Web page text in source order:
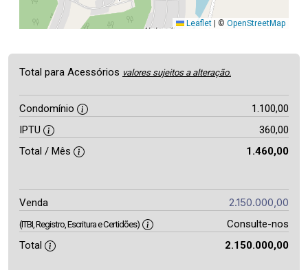
Leaflet © OpenStreetMap
Total para Acessórios valores sujeitos a alteração.
Condomínio
1.100,00
IPTU
360,00
Total / Mês
1.460,00
Venda 2.150.000,00
(ITBI, Registro, Escritura e Certidões)
Consulte-nos
Total
2.150.000,00